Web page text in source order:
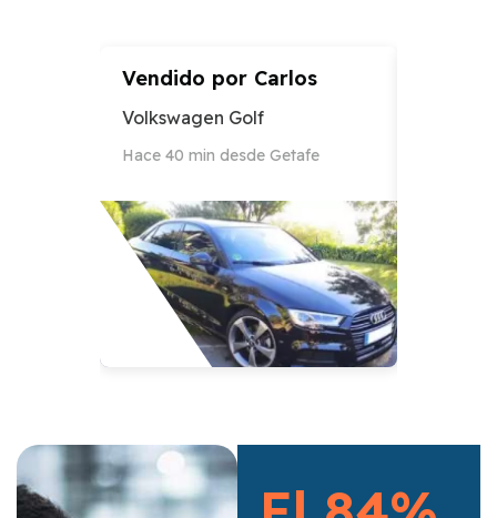
Vendido por Carlos
Volkswagen Golf
Hace 40 min desde Getafe